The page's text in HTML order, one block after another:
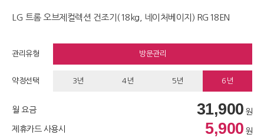
LG 트롬 오브제컬렉션 건조기(18kg, 네이처베이지) RG18EN
관리유형 방문관리
약정선택 3년 4년 5년 6년
월 요금 31,900 원
제휴카드 사용시 5,900 원